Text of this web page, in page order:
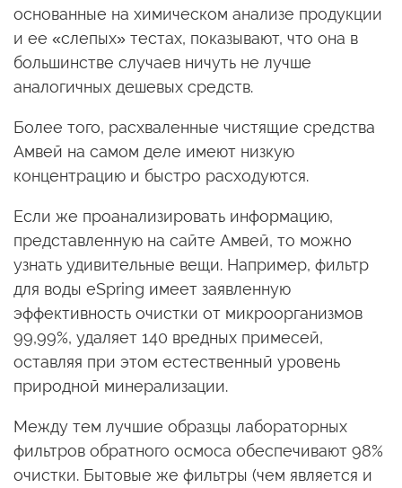
основанные на химическом анализе продукции
и ее «слепых» тестах, показывают, что она в
большинстве случаев ничуть не лучше
аналогичных дешевых средств.
Более того, расхваленные чистящие средства
Амвей на самом деле имеют низкую
концентрацию и быстро расходуются.
Если же проанализировать информацию,
представленную на сайте Амвей, то можно
узнать удивительные вещи. Например, фильтр
для воды eSpring имеет заявленную
эффективность очистки от микроорганизмов
99,99%, удаляет 140 вредных примесей,
оставляя при этом естественный уровень
природной минерализации.
Между тем лучшие образцы лабораторных
фильтров обратного осмоса обеспечивают 98%
очистки. Бытовые же фильтры (чем является и